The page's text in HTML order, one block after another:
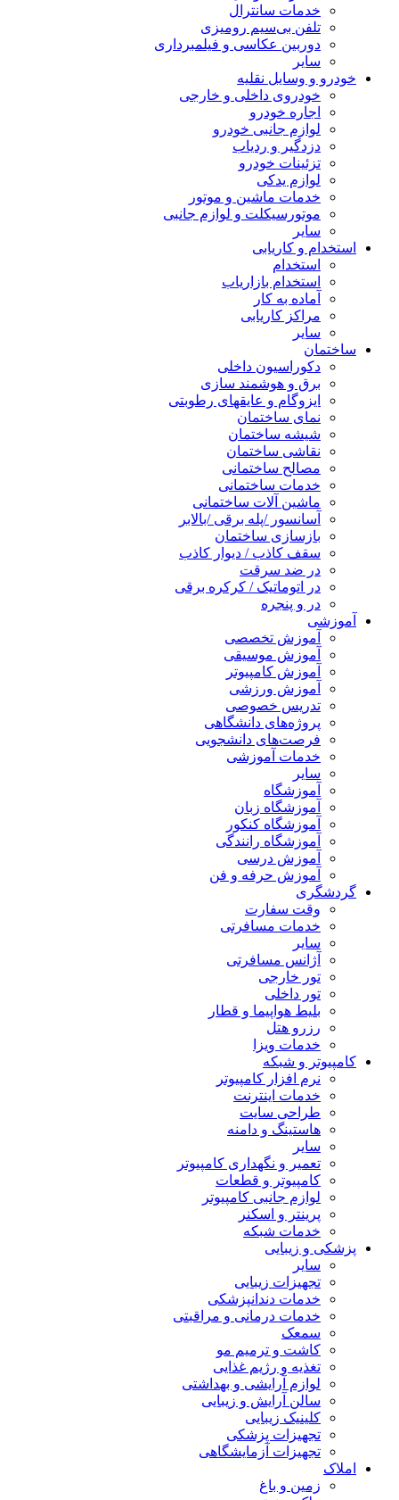
خدمات سانترال
تلفن بی‌سیم رومیزی
دوربین عکاسی و فیلمبرداری
سایر
خودرو و وسایل نقلیه
خودروی داخلی و خارجی
اجاره خودرو
لوازم جانبی خودرو
دزدگیر و ردیاب
تزئینات خودرو
لوازم یدکی
خدمات ماشین و موتور
موتورسیکلت و لوازم جانبی
سایر
استخدام و کاریابی
استخدام
استخدام بازاریاب
آماده به کار
مراکز کاریابی
سایر
ساختمان
دکوراسیون داخلی
برق و هوشمند سازی
ایزوگام و عایقهای رطوبتی
نمای ساختمان
شیشه ساختمان
نقاشی ساختمان
مصالح ساختمانی
خدمات ساختمانی
ماشین آلات ساختمانی
آسانسور /پله برقی /بالابر
بازسازی ساختمان
سقف کاذب / دیوار کاذب
در ضد سرقت
در اتوماتیک / کرکره برقی
در و پنجره
آموزشی
آموزش تخصصی
آموزش موسیقی
آموزش کامپیوتر
آموزش ورزشی
تدریس خصوصی
پروژه‌های دانشگاهی
فرصت‌های دانشجویی
خدمات آموزشی
سایر
آموزشگاه
آموزشگاه زبان
آموزشگاه کنکور
آموزشگاه رانندگی
آموزش درسی
آموزش حرفه و فن
گردشگری
وقت سفارت
خدمات مسافرتی
سایر
آژانس مسافرتی
تور خارجی
تور داخلی
بلیط هواپیما و قطار
رزرو هتل
خدمات ویزا
کامپیوتر و شبکه
نرم افزار کامپیوتر
خدمات اینترنت
طراحی سایت
هاستینگ و دامنه
سایر
تعمیر و نگهداری کامپیوتر
کامپیوتر و قطعات
لوازم جانبی کامپیوتر
پرینتر و اسکنر
خدمات شبکه
پزشکی و زیبایی
سایر
تجهیزات زیبایی
خدمات دندانپزشکی
خدمات درمانی و مراقبتی
سمعک
کاشت و ترمیم مو
تغذیه و رژیم غذایی
لوازم آرایشی و بهداشتی
سالن آرایش و زیبایی
کلینیک زیبایی
تجهیزات پزشکی
تجهیزات آزمایشگاهی
املاک
زمین و باغ